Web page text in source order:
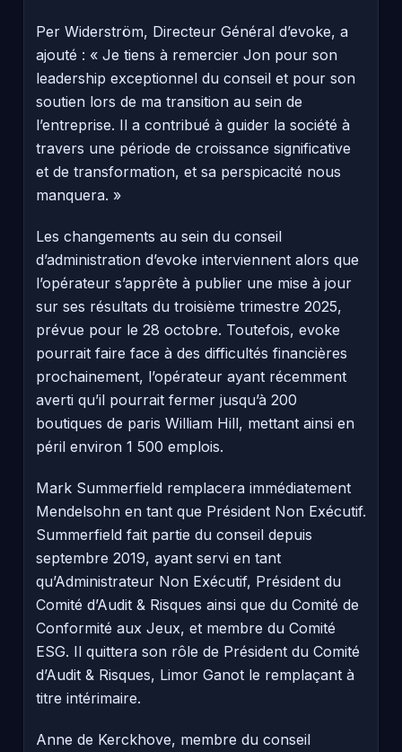
Per Widerström, Directeur Général d’evoke, a
ajouté : « Je tiens à remercier Jon pour son
leadership exceptionnel du conseil et pour son
soutien lors de ma transition au sein de
l’entreprise. Il a contribué à guider la société à
travers une période de croissance significative
et de transformation, et sa perspicacité nous
manquera. »
Les changements au sein du conseil
d’administration d’evoke interviennent alors que
l’opérateur s’apprête à publier une mise à jour
sur ses résultats du troisième trimestre 2025,
prévue pour le 28 octobre. Toutefois, evoke
pourrait faire face à des difficultés financières
prochainement, l’opérateur ayant récemment
averti qu’il pourrait fermer jusqu’à 200
boutiques de paris William Hill, mettant ainsi en
péril environ 1 500 emplois.
Mark Summerfield remplacera immédiatement
Mendelsohn en tant que Président Non Exécutif.
Summerfield fait partie du conseil depuis
septembre 2019, ayant servi en tant
qu’Administrateur Non Exécutif, Président du
Comité d’Audit & Risques ainsi que du Comité de
Conformité aux Jeux, et membre du Comité
ESG. Il quittera son rôle de Président du Comité
d’Audit & Risques, Limor Ganot le remplaçant à
titre intérimaire.
Anne de Kerckhove, membre du conseil